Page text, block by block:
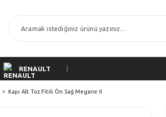
RENAULT
Kapı Alt Toz Fitili Ön Sağ Megane II